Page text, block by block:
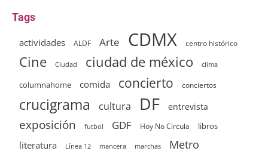
Tags
actividades ALDF Arte CDMX centro histórico
Cine Ciudad ciudad de méxico clima
columnahome comida concierto conciertos
crucigrama cultura DF entrevista
exposición futbol GDF Hoy No Circula libros
literatura Línea 12 mancera marchas Metro